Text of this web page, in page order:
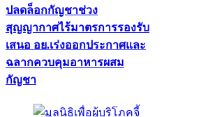
ปลดล็อกกัญชาช่วง
สุญญากาศไร้มาตรการรองรับ
เสนอ อย.เร่งออกประกาศและ
ฉลากควบคุมอาหารผสม
กัญชา